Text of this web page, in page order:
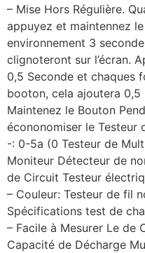
– Mise Hors Régulière.
appuyez et maintennez
environnement 3
clignoteront sur l’écran.
0,5 Seconde et chaques
booton, cela ajoutera 0,5
Maintenez le Bouton
écononomiser le Testeur
-: 0-5a (0 Testeur de
Moniteur Détecteur de
de Circuit Testeur
– Couleur: Testeur de fil
Spécifications test de
– Facile à Mesurer Le de
Capacité de Décharge